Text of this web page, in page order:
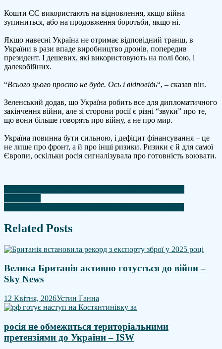
Кошти ЄС використають на відновлення, якщо війна
зупиниться, або на продовження боротьби, якщо ні.
Якщо навесні Україна не отримає відповідний транш, в
України в рази впаде виробництво дронів, попередив
президент. І дешевих, які використовують на полі бою, і
далекобійних.
“Всього цього просто не буде. Ось і відповідь“, – сказав він.
Зеленський додав, що Україна робить все для дипломатичного
закінчення війни, але зі сторони росії є різні “звуки” про те,
що вони більше говорять про війну, а не про мир.
Україна повинна бути сильною, і дефіцит фінансування – це
не лише про фронт, а й про інші ризики. Ризики є й для самої
Європи, оскільки росія сигналізувала про готовність воювати.
Навігація
записів
Related Posts
Велика Британія активно готується до війни –
Sky News
12 Квітня, 2026Устин Ганна
росія не обмежиться територіальними
претензіями до України – ISW